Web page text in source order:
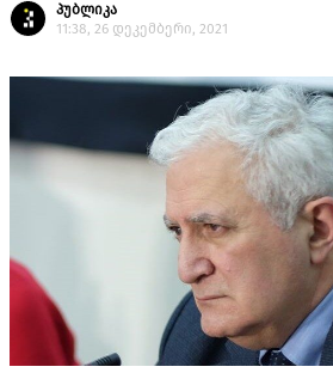
პუბლიკა
11:38, 26 დეკემბერი, 2021